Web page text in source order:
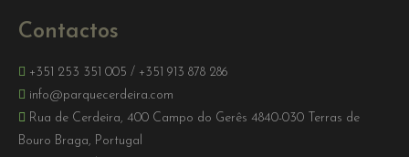
Contactos
+351 253 351 005 / +351 913 878 286
info@parquecerdeira.com
Rua de Cerdeira, 400 Campo do Gerês 4840-030 Terras de
Bouro Braga, Portugal